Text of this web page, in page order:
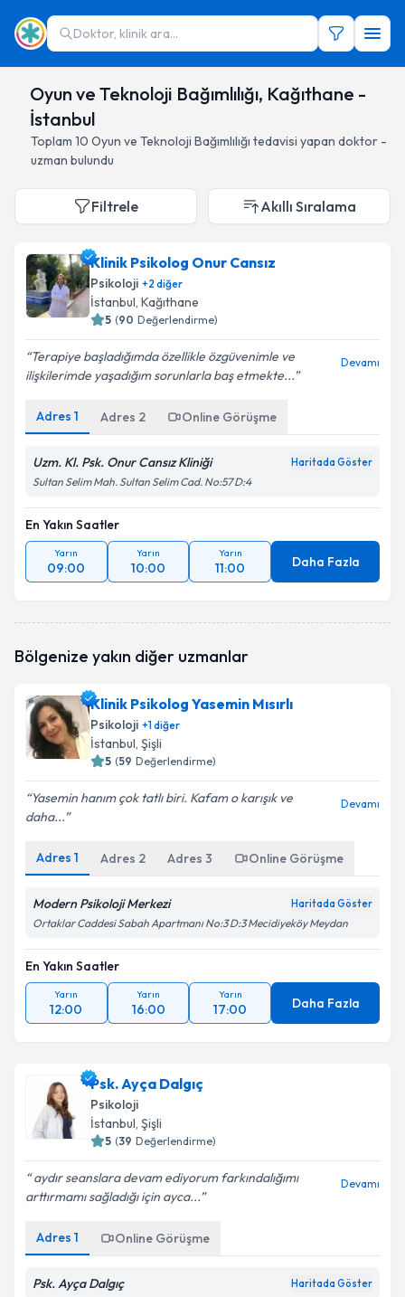
Doktor, klinik ara...
Oyun ve Teknoloji Bağımlılığı, Kağıthane -
İstanbul
Toplam 10 Oyun ve Teknoloji Bağımlılığı tedavisi yapan doktor -
uzman bulundu
Filtrele Akıllı Sıralama
Klinik Psikolog Onur Cansız
Psikoloji +2 diğer
İstanbul, Kağıthane
5 (90 Değerlendirme)
Terapiye başladığımda özellikle özgüvenimle ve
ilişkilerimde yaşadığım sorunlarla baş etmekte...
Devamı
Adres 1 Adres 2 Online Görüşme
Uzm. Kl. Psk. Onur Cansız Kliniği Haritada Göster
Sultan Selim Mah. Sultan Selim Cad. No:57 D:4
En Yakın Saatler
Yarın
09:00
Yarın
10:00
Yarın
11:00 Daha Fazla
Bölgenize yakın diğer uzmanlar
Klinik Psikolog Yasemin Mısırlı
Psikoloji +1diğer
İstanbul, Şişli
5 (59 Değerlendirme)
Yasemin hanım çok tatlı biri. Kafam o karışık ve
daha...
Devamı
Adres 1 Adres 2 Adres 3 Online Görüşme
Modern Psikoloji Merkezi Haritada Göster
Ortaklar Caddesi Sabah Apartmanı No:3 D:3 Mecidiyeköy Meydan
En Yakın Saatler
Yarın
12:00
Yarın
16:00
Yarın
17:00 Daha Fazla
Psk. Ayça Dalgıç
Psikoloji
İstanbul, Şişli
5 (39 Değerlendirme)
aydır seanslara devam ediyorum farkındalığımı
arttırmamı sağladığı için ayca...
Devamı
Adres 1 Online Görüşme
Psk. Ayça Dalgıç Haritada Göster